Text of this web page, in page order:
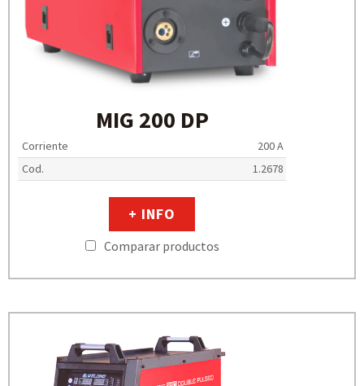
MIG 200 DP
Corriente
200 A
Cod.
1.2678
+ INFO
Comparar productos